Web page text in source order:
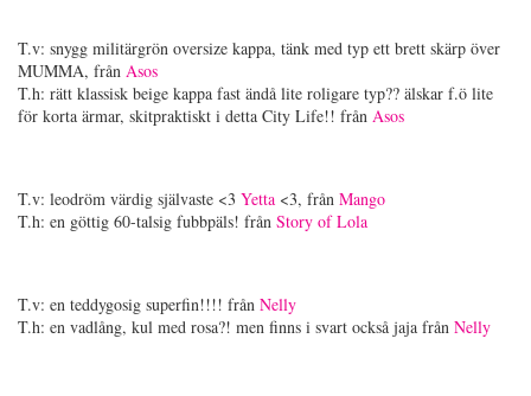
T.v: snygg militärgrön oversize kappa, tänk med typ ett brett skärp över
MUMMA, från Asos
T.h: rätt klassisk beige kappa fast ändå lite roligare typ?? älskar f.ö lite
för korta ärmar, skitpraktiskt i detta City Life!! från Asos
T.v: leodröm värdig självaste <3 Yetta <3, från Mango
T.h: en göttig 60-talsig fubbpäls! från Story of Lola
T.v: en teddygosig superfin!!!! från Nelly
T.h: en vadlång, kul med rosa?! men finns i svart också jaja från Nelly